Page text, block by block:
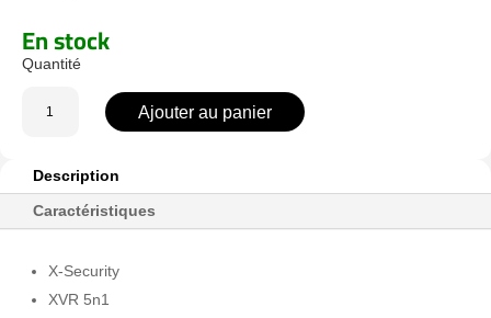
En stock
XVR6104A-
AI
Ajouter au panier
Description
Caractéristiques
X-Security
XVR 5n1